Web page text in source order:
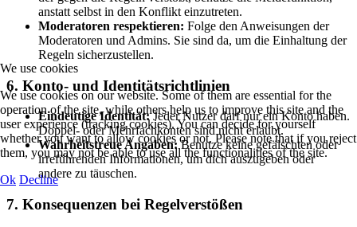
anstatt selbst in den Konflikt einzutreten.
Moderatoren respektieren: Folge den Anweisungen der
Moderatoren und Admins. Sie sind da, um die Einhaltung der
Regeln sicherzustellen.
6. Konto- und Identitätsrichtlinien
Eindeutige Identität:Jeder Nutzer darf nur ein Konto haben.
Doppel- oder Mehrfachkonten sind nicht erlaubt.
Wahrheitstreue Angaben:Benutze keine gefälschten oder
irreführenden Informationen, um dich auszugeben oder
andere zu täuschen.
7. Konsequenzen bei Regelverstößen
We use cookies
We use cookies on our website. Some of them are essential for the
operation of the site, while others help us to improve this site and the
user experience (tracking cookies). You can decide for yourself
whether you want to allow cookies or not. Please note that if you reject
them, you may not be able to use all the functionalities of the site.
Ok Decline